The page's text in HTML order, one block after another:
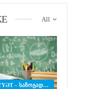
All
CƏMIYYƏT – ᲡᲐᲖᲝᲒᲐᲓᲝᲔᲑᲐ